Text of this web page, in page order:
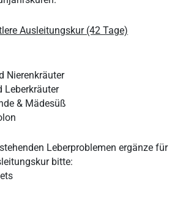
Ausleitungskur(42 Tage)
Nierenkräuter
Leberkräuter
& Mädesüß
Leberproblemen ergänze für
bitte: